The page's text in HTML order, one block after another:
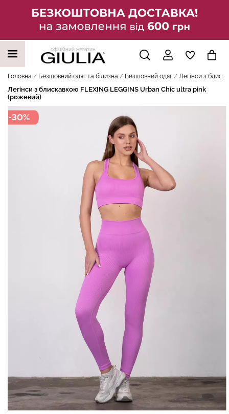
офіційний магазин
Головна Безшовний одяг та білизна Безшовний одяг Легінси з
Легінси з блискавкою FLEXING LEGGINS Urban Chic ultra pink
(рожевий)
-30%
НАШІ ТРЕНДОВІ ТОВАРИ
мікрофібри LEGGINGS 02
Велосипедки з високою
талією TRACKS 01
(чорний) Giulia
384 грн.